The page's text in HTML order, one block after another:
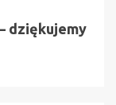
dziękujemy